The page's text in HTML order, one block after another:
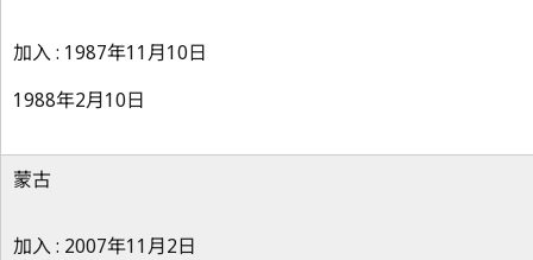
加入 : 1987年11月10日
1988年2月10日
蒙古
加入 : 2007年11月2日